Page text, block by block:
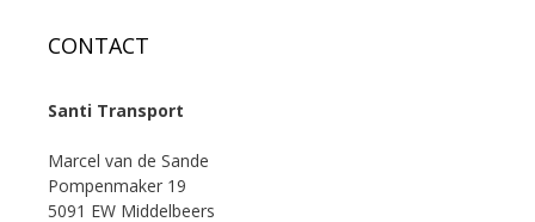
CONTACT
Santi Transport
Marcel van de Sande
Pompenmaker 19
5091 EW Middelbeers